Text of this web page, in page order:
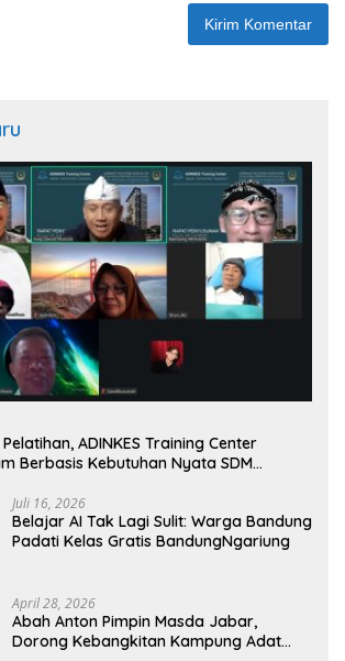
ADINKES Training Center
Berbasis Kebutuhan Nyata SDM
Juli 16, 2026
Belajar AI Tak Lagi Sulit: Warga Bandung
Padati Kelas Gratis BandungNgariung
April 28, 2026
Abah Anton Pimpin Masda Jabar,
Dorong Kebangkitan Kampung Adat